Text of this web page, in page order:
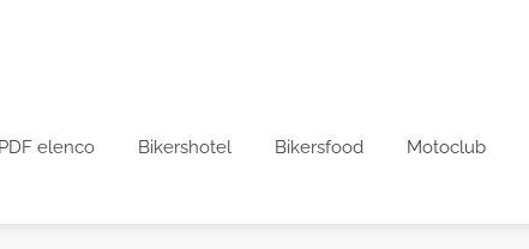
PDF elenco Bikershotel Bikersfood Motoclub